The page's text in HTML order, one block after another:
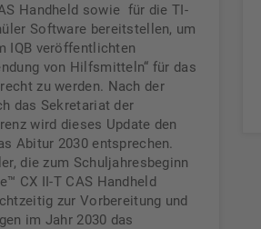
Handheld sowie für die TI-
Software bereitstellen, um
IQB veröffentlichten
von Hilfsmitteln“ für das
zu werden. Nach der
das Sekretariat der
wird dieses Update den
Abitur 2030 entsprechen.
die zum Schuljahresbeginn
CX II-T CAS Handheld
zur Vorbereitung und
im Jahr 2030 das